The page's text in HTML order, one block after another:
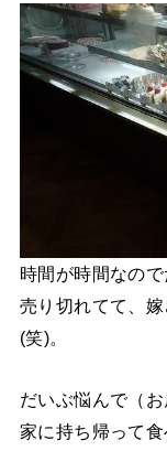
時間が時間なの
売り切れてて、
(笑)。
だいぶ悩んで（
家に持ち帰って食